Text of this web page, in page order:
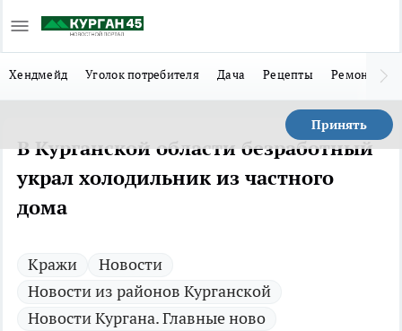
Хендмейд Уголок потребителя Дача Рецепты Ремонт
Принять
В Курганской области безработный
украл холодильник из частного
дома
Кражи
Новости
Новости из районов Курганской
Новости Кургана. Главные ново